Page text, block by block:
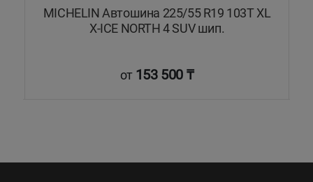
MICHELIN Автошина 225/55 R19 103T XL
X-ICE NORTH 4 SUV шип.
от 153 500 ₸